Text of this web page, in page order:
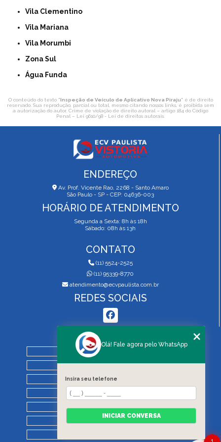
Vila Clementino
Vila Mariana
Vila Morumbi
Zona Sul
Água Funda
O conteúdo do texto "Inspeção de Veículo de Aplicativo Nova Piraju" é de direito
reservado. Sua reprodução, parcial ou total, mesmo citando nossos links, é proibida sem
a autorização do autor. Crime de violação de direito autoral – artigo 184 do Código
Penal – Lei 9610/98 - Lei de direitos autorais
ENDEREÇO
Av. Prof. Vicente Rao, 2268 - Santo Amaro
São Paulo - SP - CEP: 04636-003
HORÁRIO DE ATENDIMENTO
Segunda a Sexta: 8h às 18h
Sábado: 08h às 13h
CONTATO
(11) 5524-2525
(11) 95339-8770
atendimento@ecvpaulista.com.br
REDES SOCIAIS
MENU
QUEM SOMOS
SERVIÇOS
BLOG
REGRAS DE VISTORIA
Olá! Fale agora pelo WhatsApp
Insira seu telefone
INICIAR CONVERSA